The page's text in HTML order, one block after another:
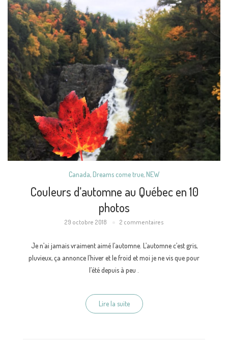
Canada, Dreams come true, NEW
Couleurs d’automne au Québec en 10
photos
29 octobre 2018 2 commentaires
Je n’ai jamais vraiment aimé l’automne. L’automne c’est gris,
pluvieux, ça annonce l’hiver et le froid et moi je ne vis que pour
l’été depuis à peu .
Lire la suite